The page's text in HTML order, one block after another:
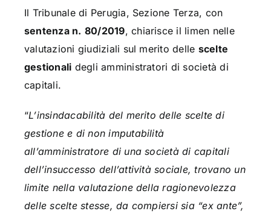
Il Tribunale di Perugia, Sezione Terza, con
sentenza n. 80/2019, chiarisce il limen nelle
valutazioni giudiziali sul merito delle scelte
gestionali degli amministratori di società di
capitali.
“L’insindacabilità del merito delle scelte di
gestione e di non imputabilità
all’amministratore di una società di capitali
dell’insuccesso dell’attività sociale, trovano un
limite nella valutazione della ragionevolezza
delle scelte stesse, da compiersi sia “ex ante”,